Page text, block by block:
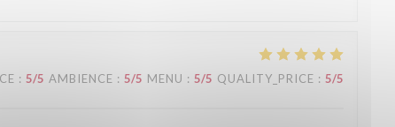
: 5/5 AMBIENCE : 5/5 MENU : 5/5 QUALITY_PRICE : 5/5